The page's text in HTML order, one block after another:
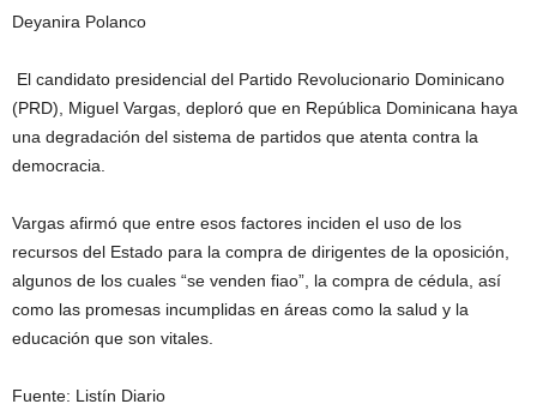
Deyanira Polanco
El candidato presidencial del Partido Revolucionario Dominicano
(PRD), Miguel Vargas, deploró que en República Dominicana haya
una degradación del sistema de partidos que atenta contra la
democracia.
Vargas afirmó que entre esos factores inciden el uso de los
recursos del Estado para la compra de dirigentes de la oposición,
algunos de los cuales “se venden fiao”, la compra de cédula, así
como las promesas incumplidas en áreas como la salud y la
educación que son vitales.
Fuente: Listín Diario